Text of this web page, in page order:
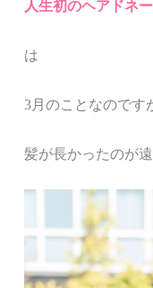
人生初のヘアドネ
は
3月のことなのです
髪が長かったのが